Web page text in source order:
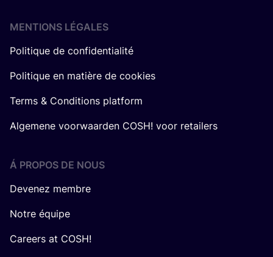
MENTIONS LÉGALES
Politique de confidentialité
Politique en matière de cookies
Terms & Conditions platform
Algemene voorwaarden COSH! voor retailers
Á PROPOS DE NOUS
Devenez membre
Notre équipe
Careers at COSH!